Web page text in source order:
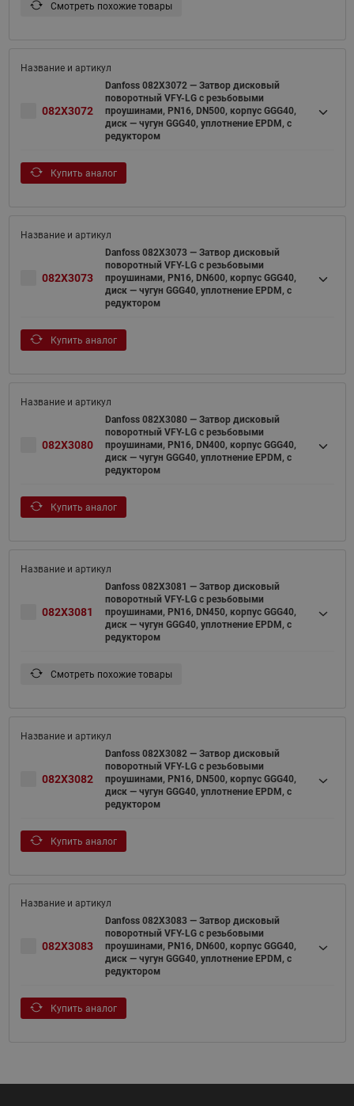
Смотреть похожие товары
082X3072
Danfoss 082X3072 — Затвор дисковый
поворотный VFY-LG с резьбовыми
проушинами, PN16, DN500, корпус GGG40,
диск — чугун GGG40, уплотнение EPDM, с
редуктором
Купить аналог
082X3073
Danfoss 082X3073 — Затвор дисковый
поворотный VFY-LG с резьбовыми
проушинами, PN16, DN600, корпус GGG40,
диск — чугун GGG40, уплотнение EPDM, с
редуктором
Купить аналог
082X3080
Danfoss 082X3080 — Затвор дисковый
поворотный VFY-LG с резьбовыми
проушинами, PN16, DN400, корпус GGG40,
диск — чугун GGG40, уплотнение EPDM, с
редуктором
Купить аналог
082X3081
Danfoss 082X3081 — Затвор дисковый
поворотный VFY-LG с резьбовыми
проушинами, PN16, DN450, корпус GGG40,
диск — чугун GGG40, уплотнение EPDM, с
редуктором
Смотреть похожие товары
082X3082
Danfoss 082X3082 — Затвор дисковый
поворотный VFY-LG с резьбовыми
проушинами, PN16, DN500, корпус GGG40,
диск — чугун GGG40, уплотнение EPDM, с
редуктором
Купить аналог
082X3083
Danfoss 082X3083 — Затвор дисковый
поворотный VFY-LG с резьбовыми
проушинами, PN16, DN600, корпус GGG40,
диск — чугун GGG40, уплотнение EPDM, с
редуктором
Купить аналог